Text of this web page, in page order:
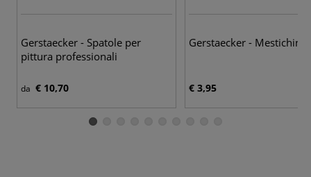
Gerstaecker - Spatole per
pittura professionali
da € 10,70
Gerstaecker - Mestichino
€ 3,95